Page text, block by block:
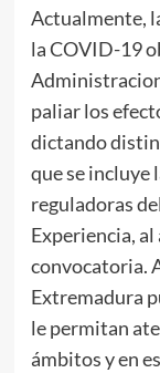
Actualmente,
la COVID-19
paliar los
dictando
que se incluye
reguladoras
Experiencia, al
convocatoria.
Extremadura
le permitan
ámbitos y en